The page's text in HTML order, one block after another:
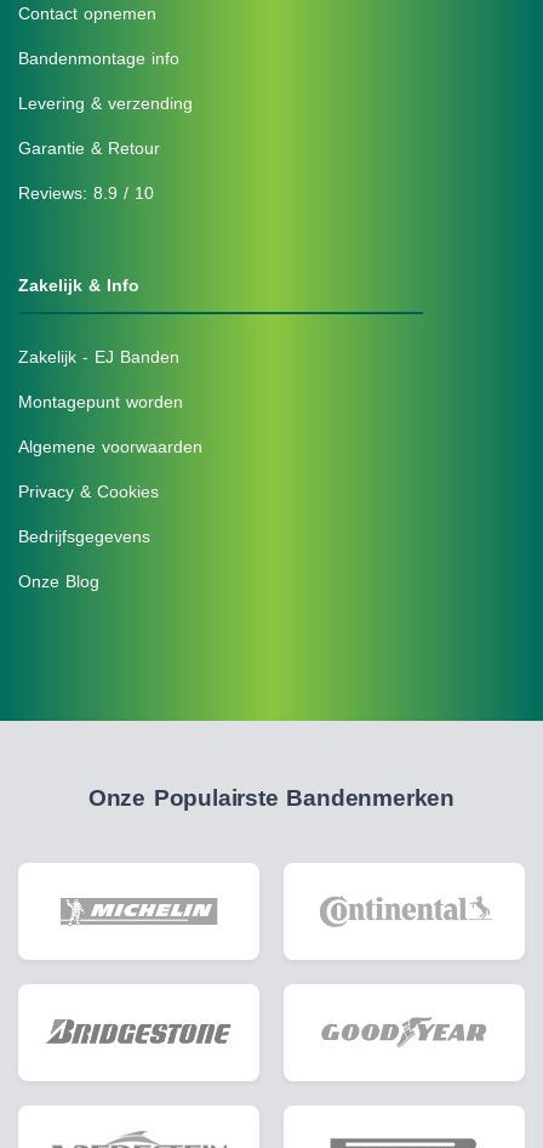
Contact opnemen
Bandenmontage info
Levering & verzending
Garantie & Retour
Reviews: 8.9 / 10
Zakelijk & Info
Zakelijk - EJ Banden
Montagepunt worden
Algemene voorwaarden
Privacy & Cookies
Bedrijfsgegevens
Onze Blog
Onze Populairste Bandenmerken